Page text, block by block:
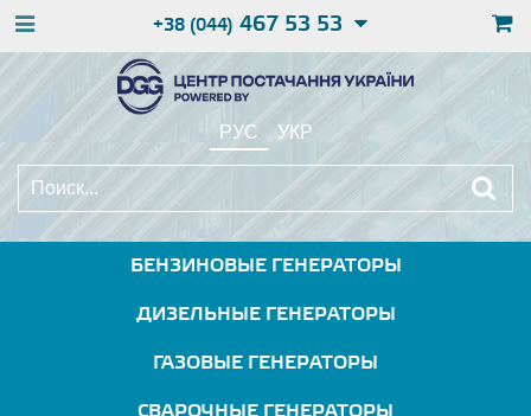
+38 (044) 467 53 53
РУС УКР
БЕНЗИНОВЫЕ ГЕНЕРАТОРЫ
ДИЗЕЛЬНЫЕ ГЕНЕРАТОРЫ
ГАЗОВЫЕ ГЕНЕРАТОРЫ